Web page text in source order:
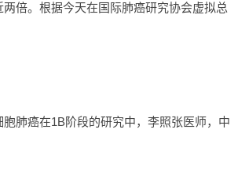
倍。根据今天在国际肺癌研究协会虚拟总
肺癌在1B阶段的研究中，李照张医师，中